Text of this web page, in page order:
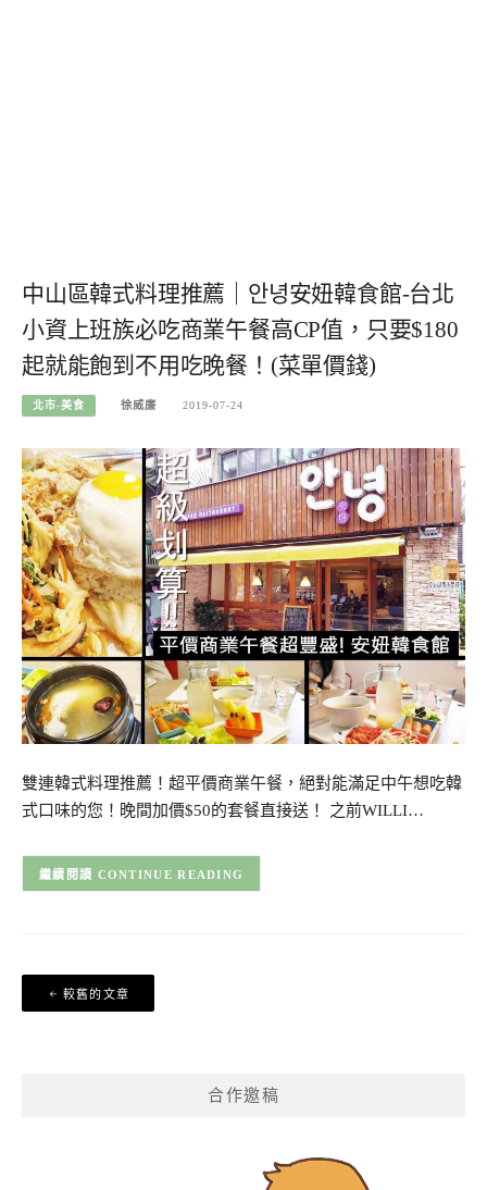
中山區韓式料理推薦｜안녕安妞韓食館-台北
小資上班族必吃商業午餐高CP值，只要$180
起就能飽到不用吃晚餐！(菜單價錢)
北市-美食 徐威廉 2019-07-24
雙連韓式料理推薦！超平價商業午餐，絕對能滿足中午想吃韓
式口味的您！晚間加價$50的套餐直接送！ 之前WILLI…
CONTINUE READING
章
較舊的文章
合作邀稿